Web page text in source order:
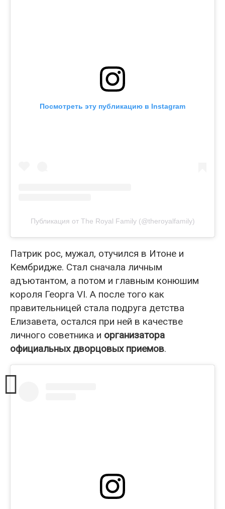
Посмотреть эту публикацию в Instagram
Публикация от The Royal Family (@theroyalfamily)
Патрик рос, мужал, отучился в Итоне и
Кембридже. Стал сначала личным
адъютантом, а потом и главным конюшим
короля Георга VI. А после того как
правительницей стала подруга детства
Елизавета, остался при ней в качестве
личного советника и организатора
официальных дворцовых приемов.